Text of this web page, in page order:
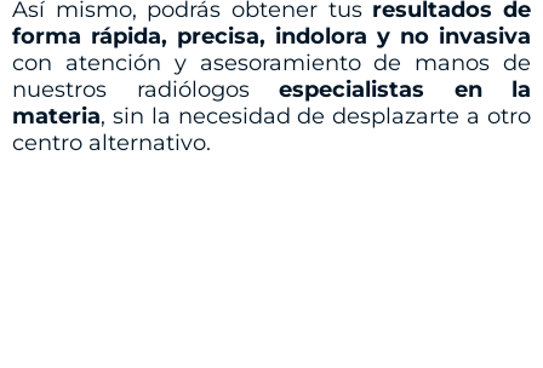
Así mismo, podrás obtener tus resultados de
forma rápida, precisa, indolora y no invasiva
con atención y asesoramiento de manos de
nuestros radiólogos especialistas en la
materia, sin la necesidad de desplazarte a otro
centro alternativo.